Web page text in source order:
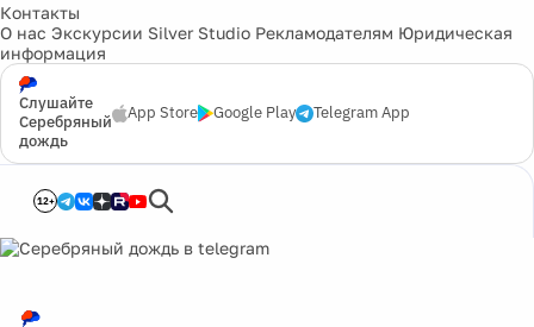
Контакты
О нас Экскурсии Silver Studio Рекламодателям Юридическая
информация
Слушайте
Серебряный
дождь
App Store Google Play Telegram App
12+